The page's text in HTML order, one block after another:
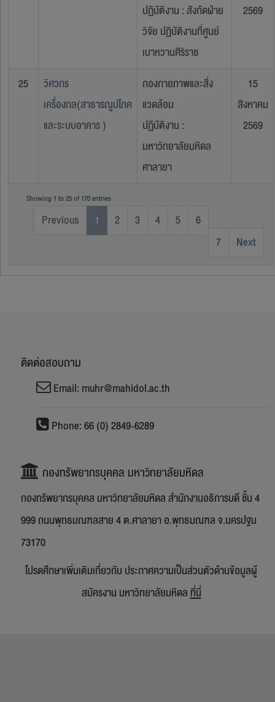
ปฏิบัติงาน : สังกัดฝ่าย
วิจัย ปฏิบัติงานที่ศูนย์
เบาหวานศิริราช
2569
25
วิศวกร
เครื่องกล(สาธารณูปโภค
และระบบอาคาร )
กองกายภาพและสิ่ง
แวดล้อม
ปฏิบัติงาน :
มหาวิทยาลัยมหิดล
ศาลายา
15
สิงหาคม
2569
Showing 1 to 25 of 170 entries
Previous 1 2 3 4 5
6
7
Next
ติดต่อสอบถาม
Email: muhr@mahidol.ac.th
Phone: 66 (0) 2849-6289
กองทรัพยากรบุคคล มหาวิทยาลัยมหิดล
กองทรัพยากรบุคคล มหาวิทยาลัยมหิดล สำนักงานอธิการบดี ชั้น 4
999 ถนนพุทธมณฑลสาย 4 ต.ศาลายา อ.พุทธมณฑล จ.นครปฐม
73170
โปรดศึกษาเพิ่มเติมเกี่ยวกับ ประกาศความเป็นส่วนตัวด้านข้อมูลผู้
สมัครงาน มหาวิทยาลัยมหิดลที่นี่